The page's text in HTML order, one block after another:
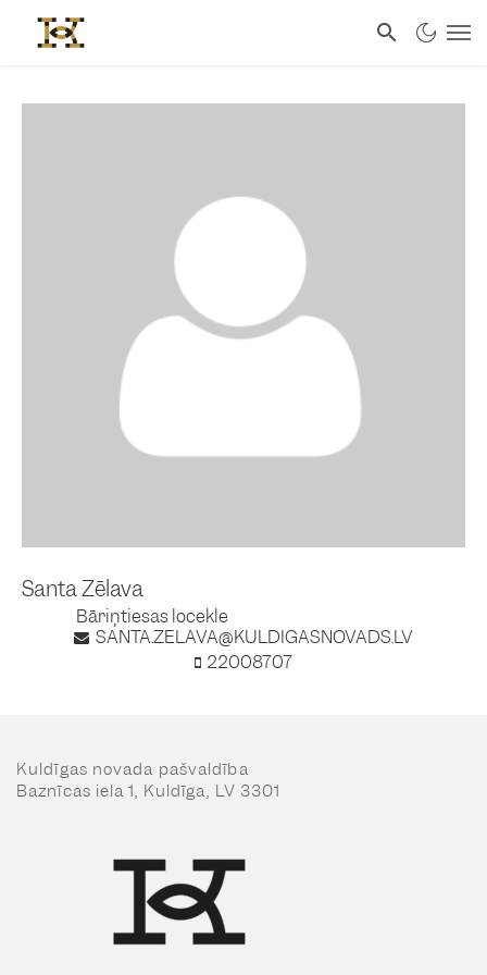
Santa Zēlava
Bāriņtiesas locekle
22008707
SANTA.ZELAVA@KULDIGASNOVADS.LV
Kuldīgas novada pašvaldība
Baznīcas iela 1, Kuldīga, LV 3301